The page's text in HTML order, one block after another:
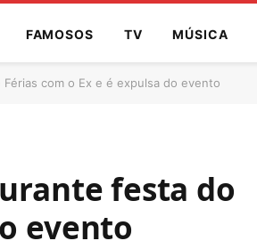
FAMOSOS TV MÚSICA
com o Ex e é expulsa do evento
festa do
evento